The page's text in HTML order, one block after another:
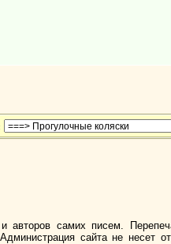
самих писем.
сайта не несет